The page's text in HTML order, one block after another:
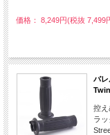
価格： 8,249円(税抜 7,499
バ
控え
ラ